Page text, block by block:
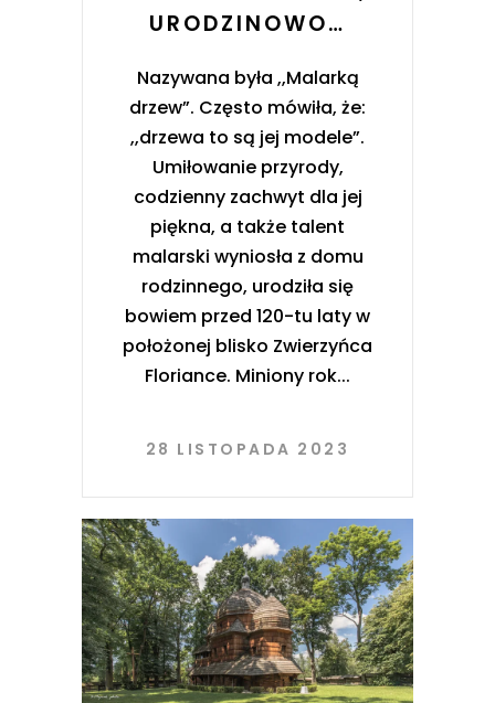
URODZINOWO…
Nazywana była ,,Malarką
drzew”. Często mówiła, że:
,,drzewa to są jej modele”.
Umiłowanie przyrody,
codzienny zachwyt dla jej
piękna, a także talent
malarski wyniosła z domu
rodzinnego, urodziła się
bowiem przed 120-tu laty w
położonej blisko Zwierzyńca
Floriance. Miniony rok
28 LISTOPADA 2023